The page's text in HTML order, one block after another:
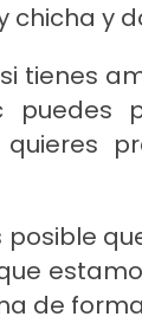
chicha y
tienes
puedes
quieres
posible
de